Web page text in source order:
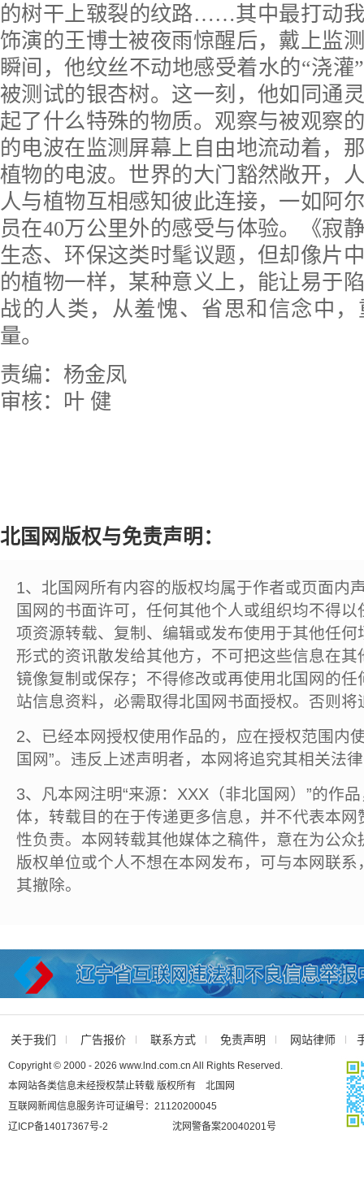
的树干上皲裂的纹路……其中最打动
饰演的王博士被夜雨惊醒后，戴上监
瞬间，他纹丝不动地感受着水的“浇灌
被测试的银杏树。这一刻，他如同通
起了什么特殊的物质。观察与被观察
的电波在监测屏幕上自由地流动着，
植物的电波。世界的大门豁然敞开，
人与植物互相感知彼此连接，一如阿
员在40万公里外的感受与体验。《寂
生态、环保这类时髦议题，但却像片
的植物一样，某种意义上，能让易于
战的人类，从羞愧、省思和信念中
量。
责编：杨金凤
审核：叶 健
北国网版权与免责声明：
1、北国网所有内容的版权均属于作者或页面内
国网的书面许可，任何其他个人或组织均不得
项资源转载、复制、编辑或发布使用于其他任
形式的资讯散发给其他方，不可把这些信息在
镜像复制或保存；不得修改或再使用北国网的
站信息资料，必需取得北国网书面授权。否则将
2、已经本网授权使用作品的，应在授权范围内
国网”。违反上述声明者，本网将追究其相关法
3、凡本网注明“来源：XXX（非北国网）”的作
体，转载目的在于传递更多信息，并不代表本
性负责。本网转载其他媒体之稿件，意在为公
版权单位或个人不想在本网发布，可与本网联
其撤除。
关于我们 广告报价 联系方式 免责声明 网站律师
Copyright © 2000 - 2026 www.lnd.com.cn All Rights Reserved.
本网站各类信息未经授权禁止转载 版权所有 北国网
互联网新闻信息服务许可证编号：21120200045
辽ICP备14017367号-2
沈网警备案20040201号